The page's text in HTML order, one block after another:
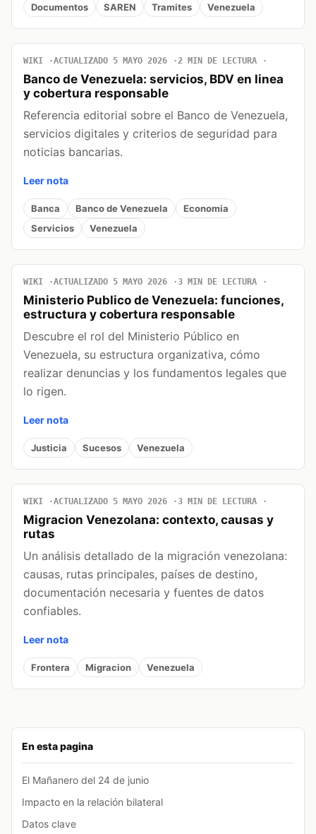
En esta pagina
El Mañanero del 24 de junio
Impacto en la relación bilateral
Datos clave
Documentos SAREN Tramites Venezuela
WIKI ACTUALIZADO 5 MAYO 2026 2 MIN DE LECTURA
Banco de Venezuela: servicios, BDV en linea
y cobertura responsable
Referencia editorial sobre el Banco de Venezuela,
servicios digitales y criterios de seguridad para
noticias bancarias.
Leer nota
Banca Banco de Venezuela
Economia
Servicios
Venezuela
WIKI ACTUALIZADO 5 MAYO 2026 3 MIN DE LECTURA
Ministerio Publico de Venezuela: funciones,
estructura y cobertura responsable
Descubre el rol del Ministerio Público en
Venezuela, su estructura organizativa, cómo
realizar denuncias y los fundamentos legales que
lo rigen.
Leer nota
Justicia Sucesos Venezuela
WIKI ACTUALIZADO 5 MAYO 2026 3 MIN DE LECTURA
Migracion Venezolana: contexto, causas y
rutas
Un análisis detallado de la migración venezolana:
causas, rutas principales, países de destino,
documentación necesaria y fuentes de datos
confiables.
Leer nota
Frontera Migracion Venezuela